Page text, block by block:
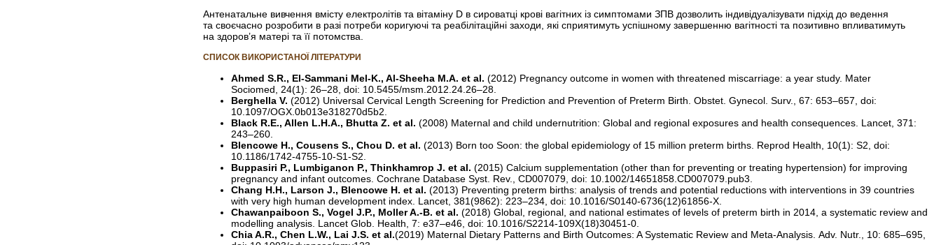
Антенатальне вивчення вмісту електролітів та вітаміну D в сироватці крові вагітних із симптомами ЗПВ дозволить індивідуалізувати підхід до ведення
та своєчасно розробити в разі потреби коригуючі та реабілітаційні заходи, які сприятимуть успішному завершенню вагітності та позитивно впливатимуть
на здоров’я матері та її потомства.
СПИСОК ВИКОРИСТАНОЇ ЛІТЕРАТУРИ
Ahmed S.R., El-Sammani Mel-K., Al-Sheeha M.A. et al. (2012) Pregnancy outcome in women with threatened miscarriage: a year study. Mater
Sociomed, 24(1): 26–28, doi: 10.5455/msm.2012.24.26–28.
Berghella V. (2012) Universal Cervical Length Screening for Prediction and Prevention of Preterm Birth. Obstet. Gynecol. Surv., 67: 653–657, doi:
10.1097/OGX.0b013e318270d5b2.
Black R.E., Allen L.H.A., Bhutta Z. et al. (2008) Maternal and child undernutrition: Global and regional exposures and health consequences. Lancet, 371:
243–260.
Blencowe H., Cousens S., Chou D. et al. (2013) Born too Soon: the global epidemiology of 15 million preterm births. Reprod Health, 10(1): S2, doi:
10.1186/1742-4755-10-S1-S2.
Buppasiri P., Lumbiganon P., Thinkhamrop J. et al. (2015) Calcium supplementation (other than for preventing or treating hypertension) for improving
pregnancy and infant outcomes. Cochrane Database Syst. Rev., CD007079, doi: 10.1002/14651858.CD007079.pub3.
Chang H.H., Larson J., Blencowe H. et al. (2013) Preventing preterm births: analysis of trends and potential reductions with interventions in 39 countries
with very high human development index. Lancet, 381(9862): 223–234, doi: 10.1016/S0140-6736(12)61856-X.
Chawanpaiboon S., Vogel J.P., Moller A.-B. et al. (2018) Global, regional, and national estimates of levels of preterm birth in 2014, a systematic review and
modelling analysis. Lancet Glob. Health, 7: e37–e46, doi: 10.1016/S2214-109X(18)30451-0.
Chia A.R., Chen L.W., Lai J.S. et al.(2019) Maternal Dietary Patterns and Birth Outcomes: A Systematic Review and Meta-Analysis. Adv. Nutr., 10: 685–695,